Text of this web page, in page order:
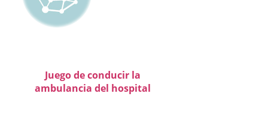
Juego de conducir la
ambulancia del hospital